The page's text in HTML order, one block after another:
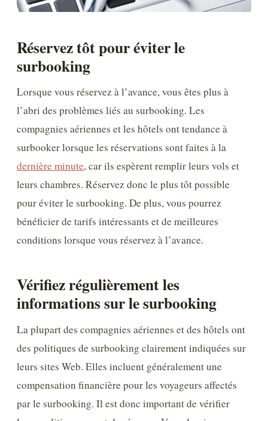
Réservez tôt pour éviter le
surbooking
Lorsque vous réservez à l’avance, vous êtes plus à
l’abri des problèmes liés au surbooking. Les
compagnies aériennes et les hôtels ont tendance à
surbooker lorsque les réservations sont faites à la
dernière minute, car ils espèrent remplir leurs vols et
leurs chambres. Réservez donc le plus tôt possible
pour éviter le surbooking. De plus, vous pourrez
bénéficier de tarifs intéressants et de meilleures
conditions lorsque vous réservez à l’avance.
Vérifiez régulièrement les
informations sur le surbooking
La plupart des compagnies aériennes et des hôtels ont
des politiques de surbooking clairement indiquées sur
leurs sites Web. Elles incluent généralement une
compensation financière pour les voyageurs affectés
par le surbooking. Il est donc important de vérifier